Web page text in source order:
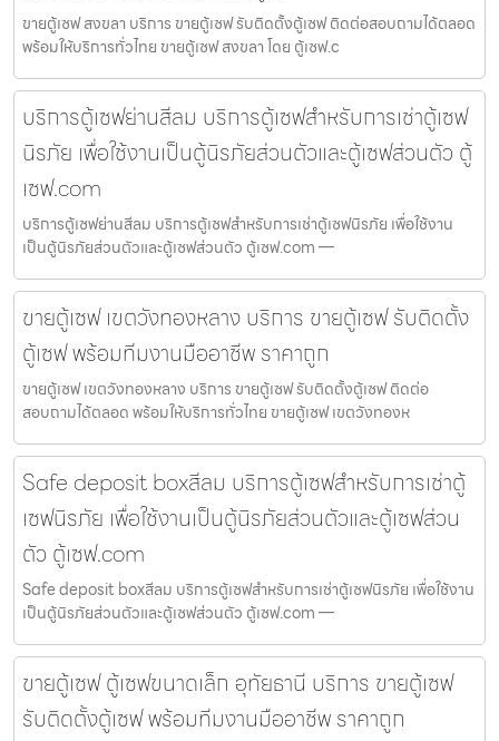
ขายตู้เซฟ สงขลา บริการ ขายตู้เซฟ รับติดตั้งตู้เซฟ ติดต่อสอบถามได้ตลอด
พร้อมให้บริการทั่วไทย ขายตู้เซฟ สงขลา โดย ตู้เซฟ.c
บริการตู้เซฟย่านสีลม บริการตู้เซฟสำหรับการเช่าตู้เซฟ
นิรภัย เพื่อใช้งานเป็นตู้นิรภัยส่วนตัวและตู้เซฟส่วนตัว ตู้
เซฟ.com
บริการตู้เซฟย่านสีลม บริการตู้เซฟสำหรับการเช่าตู้เซฟนิรภัย เพื่อใช้งาน
เป็นตู้นิรภัยส่วนตัวและตู้เซฟส่วนตัว ตู้เซฟ.com —
ขายตู้เซฟ เขตวังทองหลาง บริการ ขายตู้เซฟ รับติดตั้ง
ตู้เซฟ พร้อมทีมงานมืออาชีพ ราคาถูก
ขายตู้เซฟ เขตวังทองหลาง บริการ ขายตู้เซฟ รับติดตั้งตู้เซฟ ติดต่อ
สอบถามได้ตลอด พร้อมให้บริการทั่วไทย ขายตู้เซฟ เขตวังทองห
Safe deposit boxสีลม บริการตู้เซฟสำหรับการเช่าตู้
เซฟนิรภัย เพื่อใช้งานเป็นตู้นิรภัยส่วนตัวและตู้เซฟส่วน
ตัว ตู้เซฟ.com
Safe deposit boxสีลม บริการตู้เซฟสำหรับการเช่าตู้เซฟนิรภัย เพื่อใช้งาน
เป็นตู้นิรภัยส่วนตัวและตู้เซฟส่วนตัว ตู้เซฟ.com —
ขายตู้เซฟ ตู้เซฟขนาดเล็ก อุทัยธานี บริการ ขายตู้เซฟ
รับติดตั้งตู้เซฟ พร้อมทีมงานมืออาชีพ ราคาถูก